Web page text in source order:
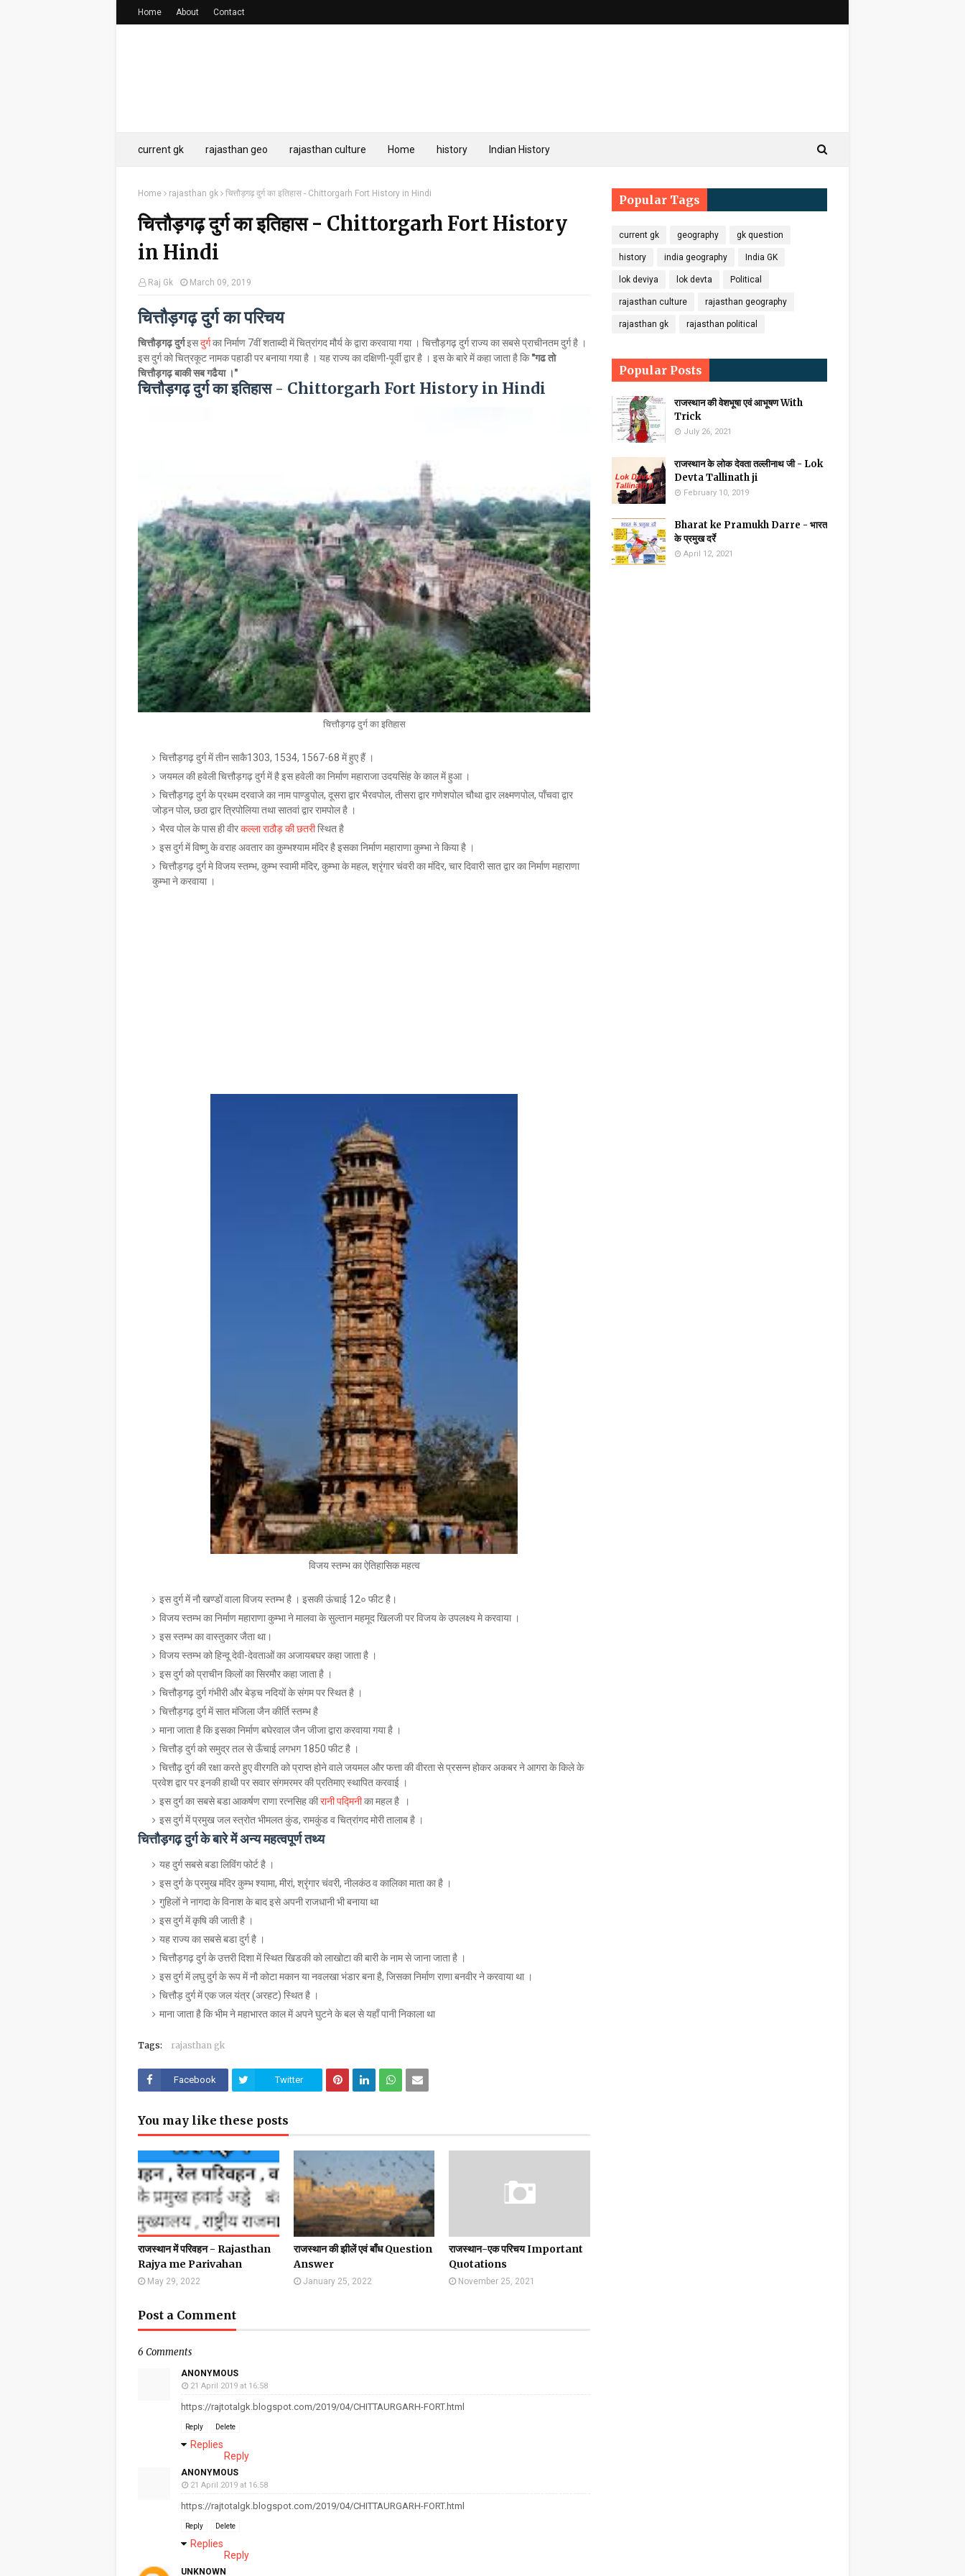
Home About Contact
current gk rajasthan geo rajasthan culture Home history Indian History
Home rajasthan gk चित्तौड़गढ़ दुर्ग का इतिहास - Chittorgarh Fort History in Hindi
चित्तौड़गढ़ दुर्ग का इतिहास - Chittorgarh Fort History
in Hindi
Raj Gk March 09, 2019
चित्तौड़गढ़ दुर्ग का परिचय
चित्तौड़गढ़ दुर्गइसदुर्गका निर्माण 7वीं शताब्दी में चित्रांगद मौर्य के द्वारा करवाया गया । चित्तौड़गढ़ दुर्ग राज्य का सबसे प्राचीनतम दुर्ग है ।
इस दुर्ग को चित्रकूट नामक पहाडी पर बनाया गया है । यह राज्य का दक्षिणी-पूर्वी द्वार है । इस के बारे में कहा जाता है कि"गढ तो
चित्तौड़गढ़ बाकी सब गढैया ।"
चित्तौड़गढ़ दुर्ग का इतिहास - Chittorgarh Fort History in Hindi
चित्तौड़गढ़ दुर्ग का इतिहास
चित्तौड़गढ़ दुर्ग में तीन साकै1303, 1534, 1567-68 में हुए हैं ।
जयमल की हवेली चित्तौड़गढ़ दुर्ग में है इस हवेली का निर्माण महाराजा उदयसिंह के काल में हुआ ।
चित्तौड़गढ़ दुर्ग के प्रथम दरवाजे का नाम पाण्डुपोल, दूसरा द्वार भैरवपोल, तीसरा द्वार गणेशपोल चौथा द्वार लक्ष्मणपोल, पाँचवा द्वार
जोड़न पोल, छठा द्वार त्रिपोलिया तथा सातवां द्वार रामपोल है ।
भैरव पोल के पास ही वीरकल्ला राठौड़ की छतरीस्थित है
इस दुर्ग में विष्णु के वराह अवतार का कुम्भश्याम मंदिर है इसका निर्माण महाराणा कुम्भा ने किया है ।
चित्तौड़गढ़ दुर्ग मे विजय स्तम्भ, कुम्भ स्वामी मंदिर, कुम्भा के महल, श्रृंगार चंवरी का मंदिर, चार दिवारी सात द्वार का निर्माण महाराणा
कुम्भा ने करवाया ।
विजय स्तम्भ का ऐतिहासिक महत्व
इस दुर्ग में नौ खण्डों वाला विजय स्तम्भ है । इसकी ऊंचाई 12० फीट है।
विजय स्तम्भ का निर्माण महाराणा कुम्भा ने मालवा के सुल्तान महमूद खिलजी पर विजय के उपलक्ष्य मे करवाया ।
इस स्तम्भ का वास्तुकार जैता था।
विजय स्तम्भ को हिन्दू देवी-देवताओं का अजायबघर कहा जाता है ।
इस दुर्ग को प्राचीन किलों का सिरमौर कहा जाता है ।
चित्तौड़गढ़ दुर्ग गंभीरी और बेड़च नदियों के संगम पर स्थित है ।
चित्तौड़गढ़ दुर्ग में सात मंजिला जैन कीर्ति स्तम्भ है
माना जाता है कि इसका निर्माण बघेरवाल जैन जीजा द्वारा करवाया गया है ।
चित्तौड़ दुर्ग को समुद्र तल से ऊँचाई लगभग 1850 फीट है ।
चित्तौढ़ दुर्ग की रक्षा करते हुए वीरगति को प्राप्त होने वाले जयमल और फत्ता की वीरता से प्रसन्न होकर अकबर ने आगरा के किले के
प्रवेश द्वार पर इनकी हाथी पर सवार संगमरमर की प्रतिमाए स्थापित करवाई ।
इस दुर्ग का सबसे बडा आकर्षण राणा रत्नसिह कीरानी पद्मिनीका महल है ।
इस दुर्ग में प्रमुख जल स्त्रोत भीमलत कुंड, रामकुंड व चित्रांगद मोरी तालाब है ।
चित्तौड़गढ़ दुर्ग के बारे में अन्य महत्वपूर्ण तथ्य
यह दुर्ग सबसे बडा लिविंग फोर्ट है ।
इस दुर्ग के प्रमुख मंदिर कुम्भ श्यामा, मीरां, श्रृंगार चंवरी, नीलकंठ व कालिका माता का है ।
गुहिलों ने नागदा के विनाश के बाद इसे अपनी राजधानी भी बनाया था
इस दुर्ग में कृषि की जाती है ।
यह राज्य का सबसे बडा दुर्ग है ।
चित्तौड़गढ़ दुर्ग के उत्तरी दिशा में स्थित खिडकी को लाखोटा की बारी के नाम से जाना जाता है ।
इस दुर्ग में लघु दुर्ग के रूप में नौ कोटा मकान या नवलखा भंडार बना है, जिसका निर्माण राणा बनवीर ने करवाया था ।
चित्तौड़ दुर्ग में एक जल यंत्र (अरहट) स्थित है ।
माना जाता है कि भीम ने महाभारत काल में अपने घुटने के बल से यहाँ पानी निकाला था
Tags: rajasthan gk
Facebook Twitter
You may like these posts
राजस्थान में परिवहन - Rajasthan
Rajya me Parivahan
May 29, 2022
राजस्थान की झीलें एवं बाँध Question
Answer
January 25, 2022
राजस्थान-एक परिचय Important
Quotations
November 25, 2021
Post a Comment
6 Comments
ANONYMOUS
21 April 2019 at 16:58
https://rajtotalgk.blogspot.com/2019/04/CHITTAURGARH-FORT.html
Reply Delete
Replies
Reply
ANONYMOUS
21 April 2019 at 16:58
https://rajtotalgk.blogspot.com/2019/04/CHITTAURGARH-FORT.html
Reply Delete
Replies
Reply
UNKNOWN
Popular Tags
current gk geography gk question
history india geography India GK
lok deviya lok devta Political
rajasthan culture rajasthan geography
rajasthan gk rajasthan political
Popular Posts
राजस्थान की वेशभूषा एवं आभूषण With
Trick
July 26, 2021
राजस्थान के लोक देवता तल्लीनाथ जी - Lok
Devta Tallinath ji
February 10, 2019
Bharat ke Pramukh Darre - भारत
के प्रमुख दर्रे
April 12, 2021